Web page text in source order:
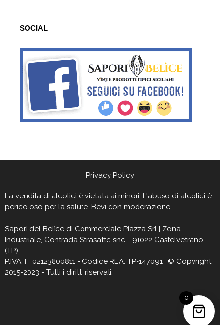
SOCIAL
Privacy Policy
La vendita di alcolici è vietata ai minori. L'abuso di alcolici è
pericoloso per la salute. Bevi con moderazione.
Sapori del Belìce di Commerciale Piazza Srl | Zona
Industriale, Contrada Strasatto snc - 91022 Castelvetrano
(TP)
P.IVA: IT 02123800811 - Codice REA: TP-147091 | © Copyright
2015-2023 - Tutti i diritti riservati.
0